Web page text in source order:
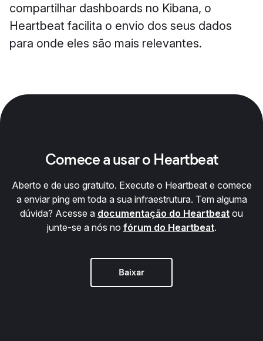
compartilhar dashboards no Kibana, o
Heartbeat facilita o envio dos seus dados
para onde eles são mais relevantes.
Comece a usar o Heartbeat
Aberto e de uso gratuito. Execute o Heartbeat e comece
a enviar ping em toda a sua infraestrutura. Tem alguma
dúvida? Acesse a documentação do Heartbeat ou
junte-se a nós no fórum do Heartbeat.
Baixar